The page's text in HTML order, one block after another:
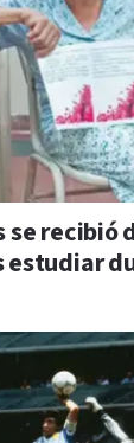
se recibió
estudiar